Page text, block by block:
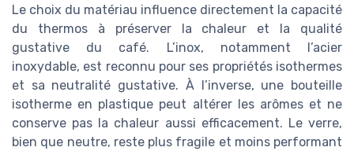
Le choix du matériau influence directement la capacité
du thermos à préserver la chaleur et la qualité
gustative du café. L’inox, notamment l’acier
inoxydable, est reconnu pour ses propriétés isothermes
et sa neutralité gustative. À l’inverse, une bouteille
isotherme en plastique peut altérer les arômes et ne
conserve pas la chaleur aussi efficacement. Le verre,
bien que neutre, reste plus fragile et moins performant